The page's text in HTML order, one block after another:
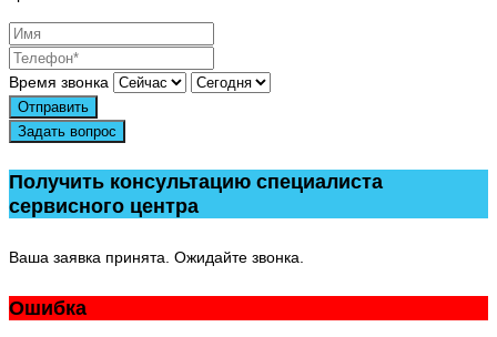
Время звонка
Отправить
Задать вопрос
Получить консультацию специалиста
сервисного центра
Ваша заявка принята. Ожидайте звонка.
Ошибка